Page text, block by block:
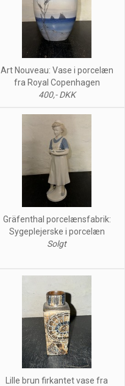
Art Nouveau: Vase i porcelæn
fra Royal Copenhagen
400,- DKK
Gräfenthal porcelænsfabrik:
Sygeplejerske i porcelæn
Solgt
Lille brun firkantet vase fra